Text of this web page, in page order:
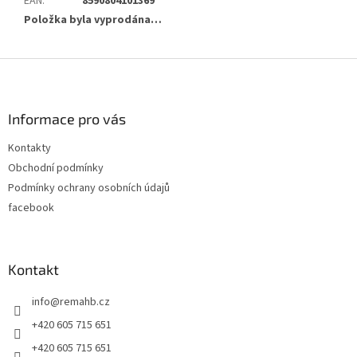
Položka byla vyprodána…
Informace pro vás
Kontakty
Obchodní podmínky
Podmínky ochrany osobních údajů
facebook
Kontakt
info@remahb.cz
+420 605 715 651
+420 605 715 651